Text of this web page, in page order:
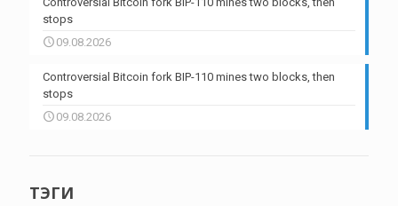
stops
09.08.2026
Controversial Bitcoin fork BIP-110 mines two blocks, then
stops
09.08.2026
ТЭГИ